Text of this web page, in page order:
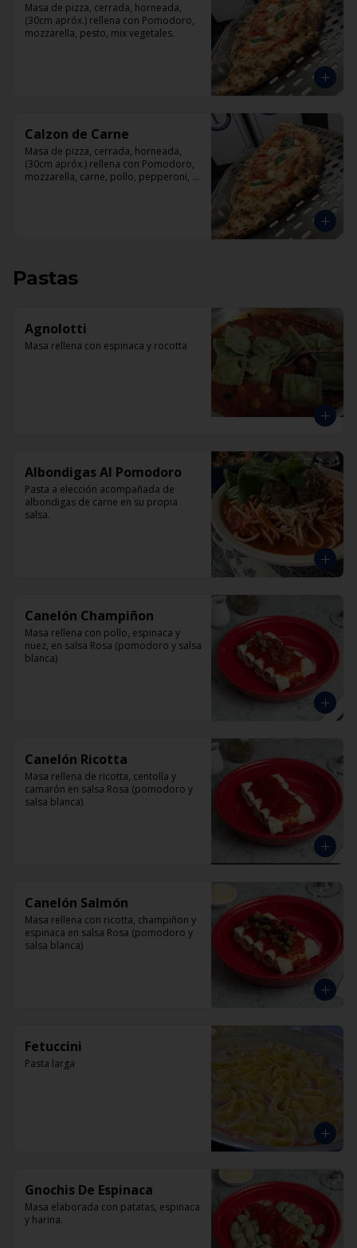
Masa de pizza, cerrada, horneada,
(30cm apróx.) rellena con Pomodoro,
mozzarella, pesto, mix vegetales.
Calzon de Carne
Masa de pizza, cerrada, horneada,
(30cm apróx.) rellena con Pomodoro,
mozzarella, carne, pollo, pepperoni,
Pastas
Agnolotti
Masa rellena con espinaca y rocotta
Albondigas Al Pomodoro
Pasta a elección acompañada de
albondigas de carne en su propia
salsa.
Canelón Champiñon
Masa rellena con pollo, espinaca y
nuez, en salsa Rosa (pomodoro y salsa
blanca)
Canelón Ricotta
Masa rellena de ricotta, centolla y
camarón en salsa Rosa (pomodoro y
salsa blanca)
Canelón Salmón
Masa rellena con ricotta, champiñon y
espinaca en salsa Rosa (pomodoro y
salsa blanca)
Fetuccini
Pasta larga
Gnochis De Espinaca
Masa elaborada con patatas, espinaca
y harina.